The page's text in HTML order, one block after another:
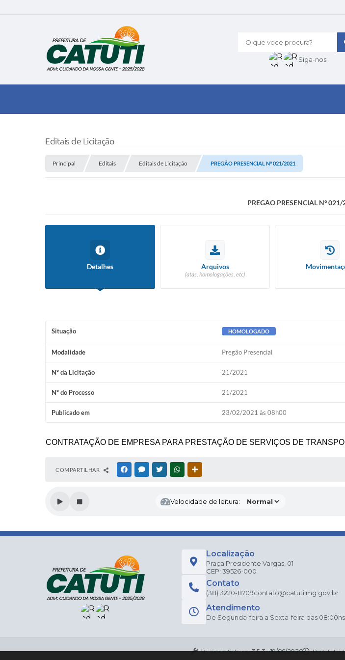
O que voce procura?
Siga-nos
Editais de Licitação
Principal Editais Editais de Licitação PREGÃO PRESENCIAL Nº 021/2021
PREGÃO PRESENCIAL Nº 021/
Detalhes Arquivos
(atas, homologações, etc)
Situação HOMOLOGADO
Modalidade Pregão Presencial
Nº da Licitação 21/2021
Nº do Processo 21/2021
Publicado em 23/02/2021 às 08h00
CONTRATAÇÃO DE EMPRESA PARA PRESTAÇÃO DE SERVIÇOS DE
COMPARTILHAR FACEBOOKMESSENGER
TWITTERWHATSAPP
Velocidade de leitura:
Localização
Praça Presidente Vargas, 01
CEP: 39526-000
Contato
(38) 3220-8709contato@catuti.mg.gov.br
Atendimento
De Segunda-feira a Sexta-feira das 08:00hs
Versão do Sistema:3.5.3 - 19/06/2026 Portal